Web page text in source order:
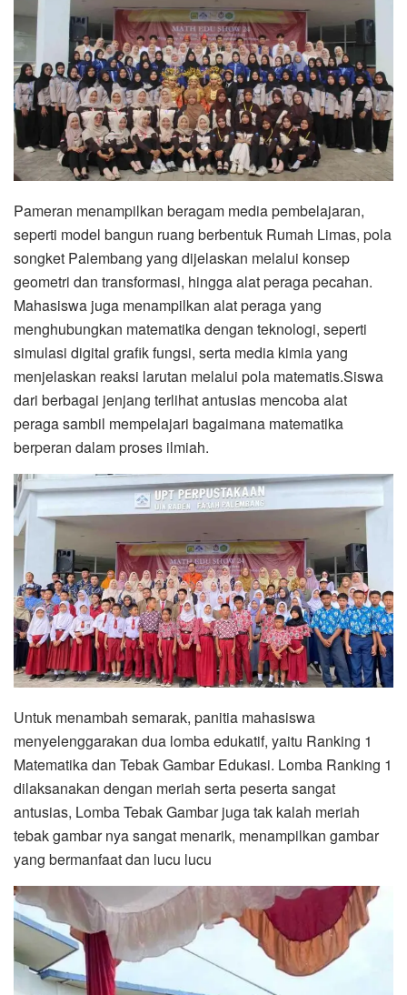
Pameran menampilkan beragam media pembelajaran,
seperti model bangun ruang berbentuk Rumah Limas, pola
songket Palembang yang dijelaskan melalui konsep
geometri dan transformasi, hingga alat peraga pecahan.
Mahasiswa juga menampilkan alat peraga yang
menghubungkan matematika dengan teknologi, seperti
simulasi digital grafik fungsi, serta media kimia yang
menjelaskan reaksi larutan melalui pola matematis.Siswa
dari berbagai jenjang terlihat antusias mencoba alat
peraga sambil mempelajari bagaimana matematika
berperan dalam proses ilmiah.
Untuk menambah semarak, panitia mahasiswa
menyelenggarakan dua lomba edukatif, yaitu Ranking 1
Matematika dan Tebak Gambar Edukasi. Lomba Ranking 1
dilaksanakan dengan meriah serta peserta sangat
antusias, Lomba Tebak Gambar juga tak kalah meriah
tebak gambar nya sangat menarik, menampilkan gambar
yang bermanfaat dan lucu lucu